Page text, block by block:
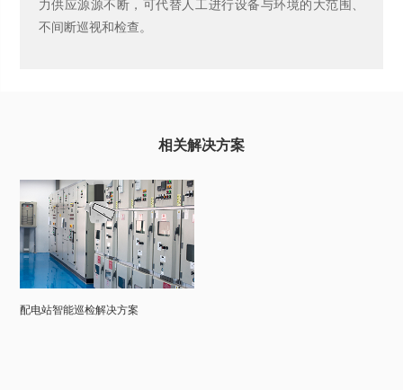
不间断巡视和检查。
相关解决方案
配电站智能巡检解决方案